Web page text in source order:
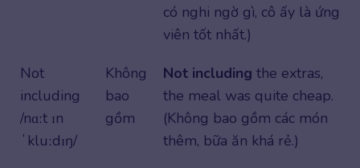
có nghi ngờ gì, cô ấy là ứng
viên tốt nhất.)
Not
including
/nɑːt ɪn
ˈkluːdɪŋ/
Không
bao
gồm
Not including the extras,
the meal was quite cheap.
(Không bao gồm các món
thêm, bữa ăn khá rẻ.)